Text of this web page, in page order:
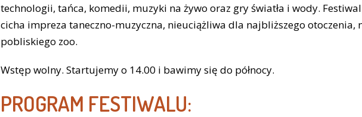
technologii, tańca, komedii, muzyki na żywo oraz gry światła i wody.
cicha impreza taneczno-muzyczna, nieuciążliwa dla najbliższego otoczenia,
pobliskiego zoo.
Wstęp wolny. Startujemy o 14.00 i bawimy się do północy.
PROGRAM FESTIWALU: